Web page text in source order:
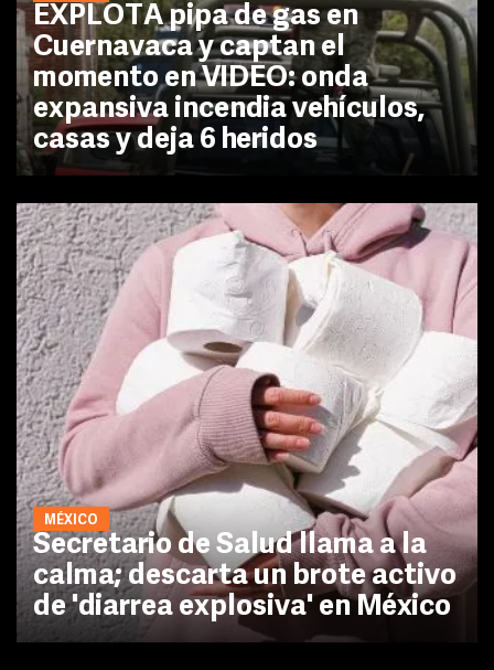
EXPLOTA pipa de gas en
Cuernavaca y captan el
momento en VIDEO: onda
expansiva incendia vehículos,
casas y deja 6 heridos
MÉXICO
Secretario de Salud llama a la
calma; descarta un brote activo
de 'diarrea explosiva' en México